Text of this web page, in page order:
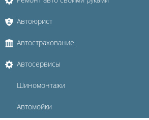
Автоюрист
Автострахование
Автосервисы
Шиномонтажи
Автомойки